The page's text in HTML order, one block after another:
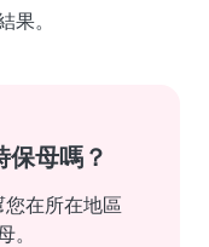
果。
保母嗎？
在所在地區
。